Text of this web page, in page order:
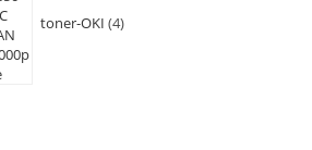
toner-OKI 4